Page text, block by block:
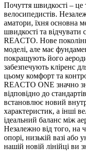
Почуття швидкості –
велосипедистів.
аматори, їхня основна
швидкості та
REACTO. Нове
моделі, але має
покращують його
забезпечують кліренс
цьому комфорт та
REACTO ONE значно
відповідно до
встановлює новий
характеристик, а інші
ідеальний баланс між
Незалежно від того, на
опорі, низькій вазі або
нашій новій лінійці ви